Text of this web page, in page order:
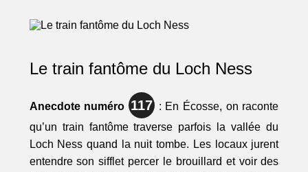
Le train fantôme du Loch Ness
Anecdote numéro 117: En Écosse, on raconte
qu’un train fantôme traverse parfois la vallée du
Loch Ness quand la nuit tombe. Les locaux jurent
entendre son sifflet percer le brouillard et voir des